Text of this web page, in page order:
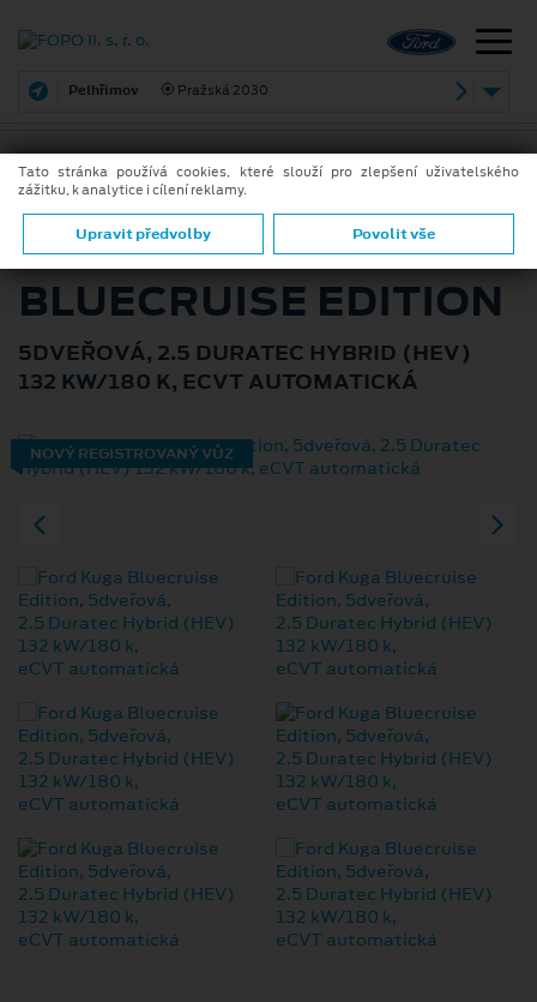
Pelhřimov Pražská 2030
FORD KUGA
BLUECRUISE EDITION
5DVEŘOVÁ, 2.5 DURATEC HYBRID (HEV)
132 KW/180 K, ECVT AUTOMATICKÁ
NOVÝ REGISTROVANÝ VŮZ
Tato stránka používá cookies, které slouží pro zlepšení uživatelského
zážitku, k analytice i cílení reklamy.
Upravit předvolby Povolit vše